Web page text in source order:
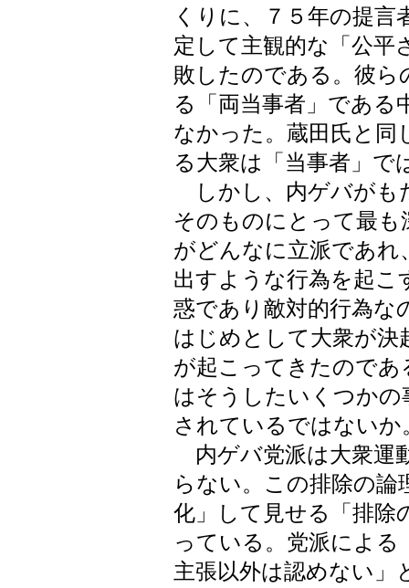
くりに、７５年の提言
定して主観的な「公平
敗したのである。彼ら
る「両当事者」である
なかった。蔵田氏と同
る大衆は「当事者」で
しかし、内ゲバがも
そのものにとって最も
がどんなに立派であれ
出すような行為を起こ
惑であり敵対的行為な
はじめとして大衆が決
が起こってきたので
はそうしたいくつかの
されているではないか
内ゲバ党派は大衆運
らない。この排除の論
化」して見せる「排除
っている。党派による
主張以外は認めない」